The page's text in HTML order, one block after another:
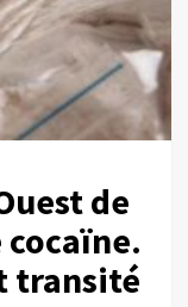
de
transité